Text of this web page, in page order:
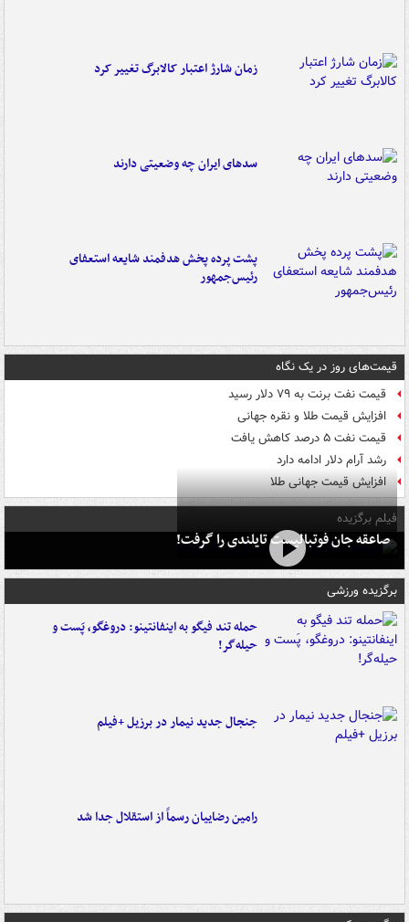
زمان شارژ اعتبار کالابرگ تغییر کرد
سدهای ایران چه وضعیتی دارند
پشت پرده پخش هدفمند شایعه استعفای
رئیس‌جمهور
قیمت‌های روز در یک نگاه
قیمت نفت برنت به ۷۹ دلار رسید
افزایش قیمت طلا و نقره جهانی
قیمت نفت ۵ درصد کاهش یافت
رشد آرام دلار ادامه دارد
افزایش قیمت جهانی طلا
فیلم برگزیده
صاعقه جان فوتبالیست تایلندی را گرفت!
برگزیده ورزشی
حمله تند فیگو به اینفانتینو: دروغگو، پَست‌ و
حیله‌گر!
جنجال جدید نیمار در برزیل +فیلم
رامین رضاییان رسماً از استقلال جدا شد